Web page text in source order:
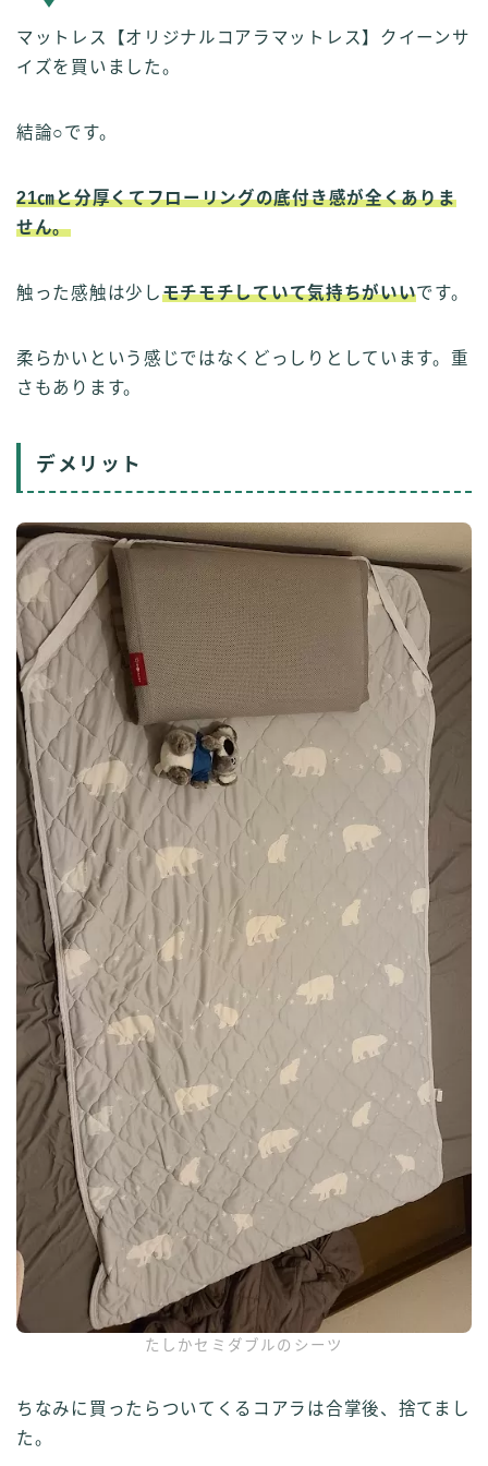
マットレス【オリジナルコアラマットレス】クイーンサ
イズを買いました。
結論○です。
21㎝と分厚くてフローリングの底付き感が全くありま
せん。
触った感触は少しモチモチしていて気持ちがいいです。
柔らかいという感じではなくどっしりとしています。重
さもあります。
デメリット
たしかセミダブルのシーツ
ちなみに買ったらついてくるコアラは合掌後、捨てまし
た。